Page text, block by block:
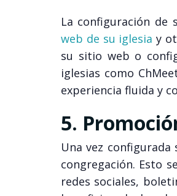
La configuración de
web de su iglesia y
su sitio web o
iglesias como
experiencia fluida y
5.
Una vez
congregación. Esto
redes sociales,